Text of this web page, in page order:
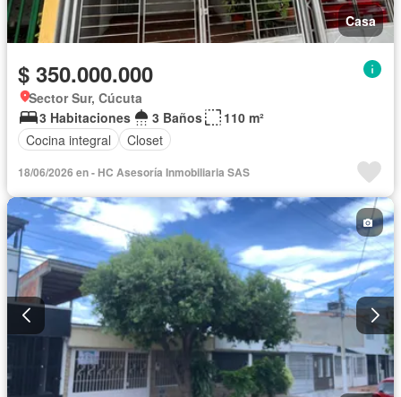
Casa
$ 350.000.000
Sector Sur, Cúcuta
3 Habitaciones
3 Baños
110 m²
Cocina integral
Closet
18/06/2026 en - HC Asesoría Inmobiliaria SAS